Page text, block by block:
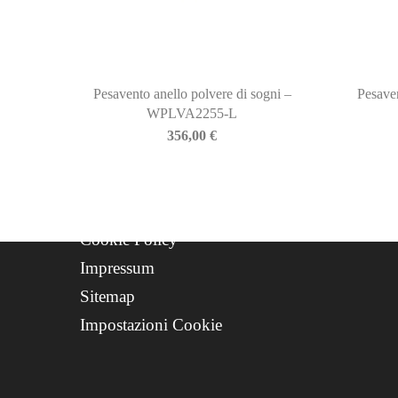
Pesavento anello polvere di sogni –
WPLVA2255-L
356,00€
Progetto FSE 2025
WhatsApp Support
Cookie Policy
Impressum
Sitemap
Impostazioni Cookie